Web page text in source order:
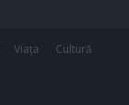
Viața
Cultură